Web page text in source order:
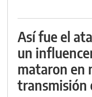
Así fue el
un
mataron en
transmisión